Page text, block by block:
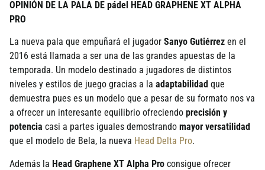
OPINIÓN DE LA PALA DE pádel HEAD GRAPHENE XT ALPHA
PRO
La nueva pala que empuñará el jugador Sanyo Gutiérrez en el
2016 está llamada a ser una de las grandes apuestas de la
temporada. Un modelo destinado a jugadores de distintos
niveles y estilos de juego gracias a la adaptabilidad que
demuestra pues es un modelo que a pesar de su formato nos va
a ofrecer un interesante equilibrio ofreciendo precisión y
potencia casi a partes iguales demostrando mayor versatilidad
que el modelo de Bela, la nueva Head Delta Pro.
Además la Head Graphene XT Alpha Pro consigue ofrecer